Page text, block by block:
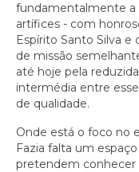
fundamentalmente a
artífices - com
Espírito Santo Silva e
de missão
até hoje pela
intermédia entre
de qualidade.
Onde está o foco no
Fazia falta um
pretendem conhecer